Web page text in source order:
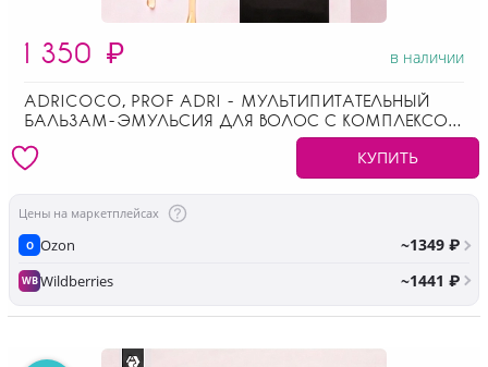
1 350 ₽ в наличии
ADRICOCO, PROF ADRI - МУЛЬТИПИТАТЕЛЬНЫЙ
БАЛЬЗАМ-ЭМУЛЬСИЯ ДЛЯ ВОЛОС С КОМПЛЕКСОМ
КУПИТЬ
Цены на маркетплейсах
O Ozon ~1349 ₽
WBWildberries ~1441 ₽